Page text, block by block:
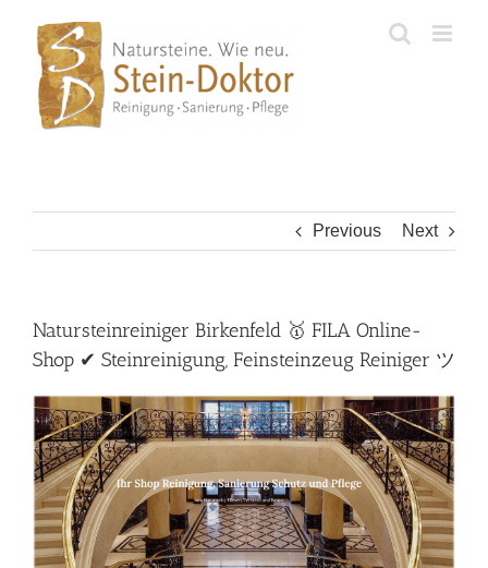
content
Previous Next
Natursteinreiniger Birkenfeld 🥇 FILA Online-
Shop ✔ Steinreinigung, Feinsteinzeug Reiniger ツ